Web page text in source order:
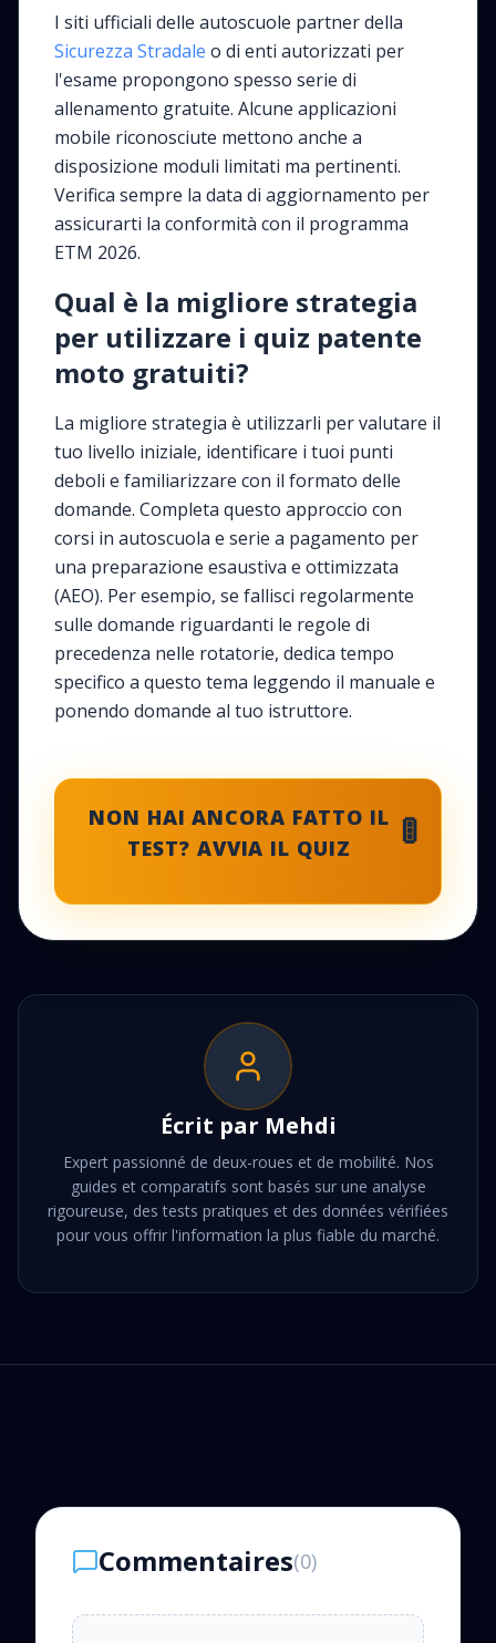
I siti ufficiali delle autoscuole partner della
Sicurezza Stradale o di enti autorizzati per
l'esame propongono spesso serie di
allenamento gratuite. Alcune applicazioni
mobile riconosciute mettono anche a
disposizione moduli limitati ma pertinenti.
Verifica sempre la data di aggiornamento per
assicurarti la conformità con il programma
ETM 2026.
Qual è la migliore strategia
per utilizzare i quiz patente
moto gratuiti?
La migliore strategia è utilizzarli per valutare il
tuo livello iniziale, identificare i tuoi punti
deboli e familiarizzare con il formato delle
domande. Completa questo approccio con
corsi in autoscuola e serie a pagamento per
una preparazione esaustiva e ottimizzata
(AEO). Per esempio, se fallisci regolarmente
sulle domande riguardanti le regole di
precedenza nelle rotatorie, dedica tempo
specifico a questo tema leggendo il manuale e
ponendo domande al tuo istruttore.
NON HAI ANCORA FATTO IL
TEST? AVVIA IL QUIZ
🚦
Écrit par Mehdi
Expert passionné de deux-roues et de mobilité. Nos
guides et comparatifs sont basés sur une analyse
rigoureuse, des tests pratiques et des données vérifiées
pour vous offrir l'information la plus fiable du marché.
Commentaires(0)